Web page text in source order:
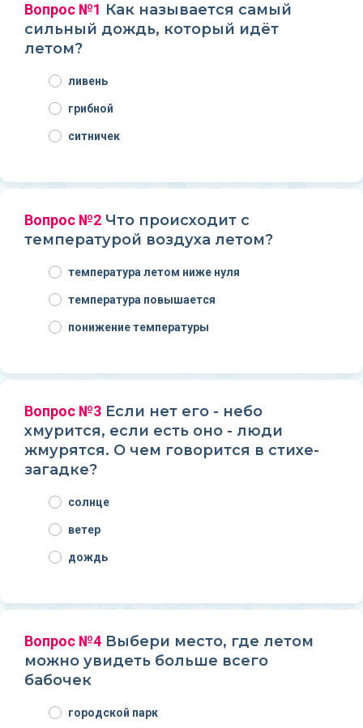
Вопрос №1 Как называется самый
сильный дождь, который идёт
летом?
ливень
грибной
ситничек
Вопрос №2 Что происходит с
температурой воздуха летом?
температура летом ниже нуля
температура повышается
понижение температуры
Вопрос №3 Если нет его - небо
хмурится, если есть оно - люди
жмурятся. О чем говорится в стихе-
загадке?
солнце
ветер
дождь
Вопрос №4 Выбери место, где летом
можно увидеть больше всего
бабочек
городской парк